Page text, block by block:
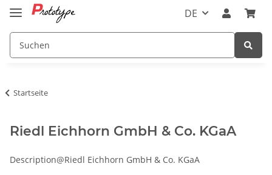
DE
Startseite
Riedl Eichhorn GmbH & Co. KGaA
Description@Riedl Eichhorn GmbH & Co. KGaA